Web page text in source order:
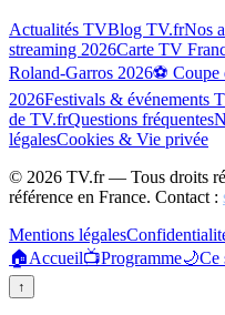
Actualités TVBlog TV.frNos
streaming 2026Carte TV
Roland-Garros 2026⚽ Coupe
2026Festivals & événements
de TV.frQuestions fréquentes
légalesCookies & Vie privée
© 2026 TV.fr — Tous droits
référence en France. Contact :
Mentions légales
🏠Accueil📺Programme🌙Ce
↑